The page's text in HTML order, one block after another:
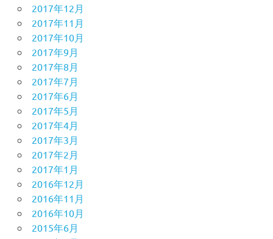
2017年12月
2017年11月
2017年10月
2017年9月
2017年8月
2017年7月
2017年6月
2017年5月
2017年4月
2017年3月
2017年2月
2017年1月
2016年12月
2016年11月
2016年10月
2015年6月